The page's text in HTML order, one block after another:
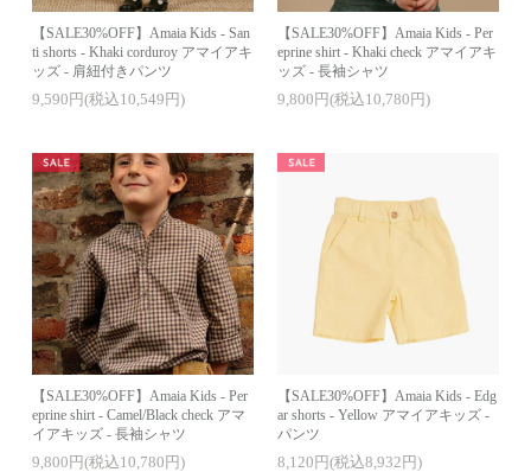
【SALE30%OFF】Amaia Kids - San
ti shorts - Khaki corduroy アマイアキ
ッズ - 肩紐付きパンツ
9,590円(税込10,549円)
【SALE30%OFF】Amaia Kids - Per
eprine shirt - Khaki check アマイアキ
ッズ - 長袖シャツ
9,800円(税込10,780円)
【SALE30%OFF】Amaia Kids - Per
eprine shirt - Camel/Black check アマ
イアキッズ - 長袖シャツ
9,800円(税込10,780円)
【SALE30%OFF】Amaia Kids - Edg
ar shorts - Yellow アマイアキッズ -
パンツ
8,120円(税込8,932円)